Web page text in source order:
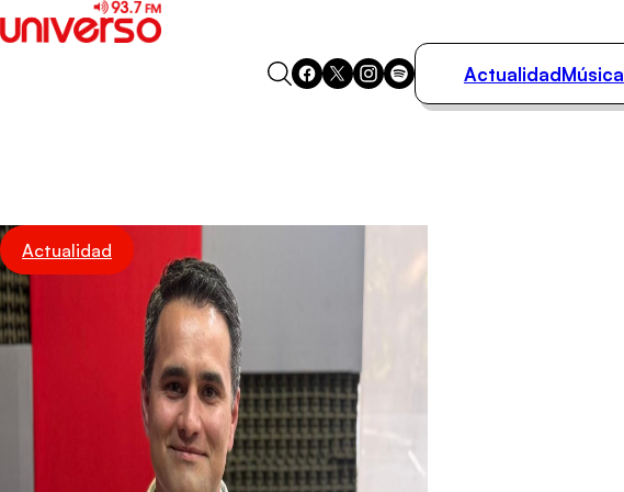
Podcasts
ActualidadMúsica
Actualidad